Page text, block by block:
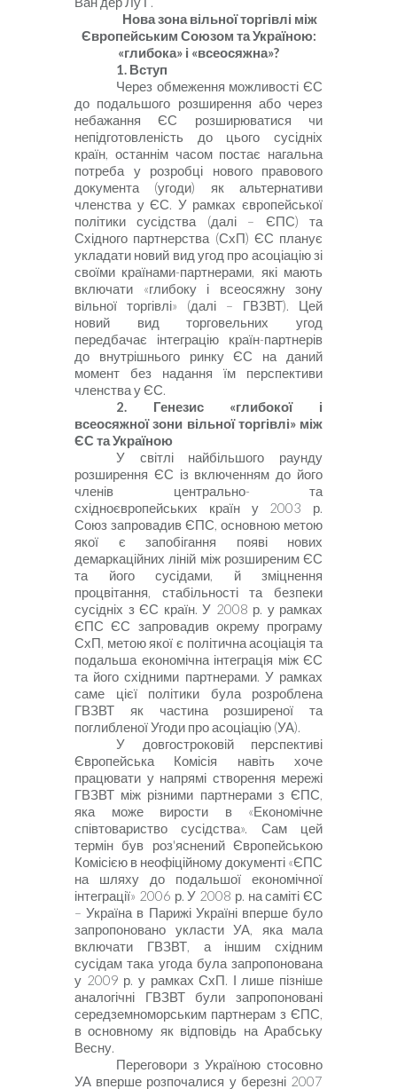
Нова зона вільної торгівлі між
Європейським Союзом та Україною:
«глибока» і «всеосяжна»?
1. Вступ
Через обмеження можливості ЄС
до подальшого розширення або через
небажання ЄС розширюватися чи
непідготовленість до цього сусідніх
країн, останнім часом постає нагальна
потреба у розробці нового правового
документа (угоди) як альтернативи
членства у ЄС. У рамках європейської
політики сусідства (далі – ЄПС) та
Східного партнерства (СхП) ЄС планує
укладати новий вид угод про асоціацію зі
своїми країнами-партнерами, які мають
включати «глибоку і всеосяжну зону
вільної торгівлі» (далі – ГВЗВТ). Цей
новий вид торго­вельних угод
передбачає інтеграцію країн-партнерів
до внутрішнього ринку ЄС на даний
момент без надання їм перспективи
членства у ЄС.
2. Генезис «глибокої і
всеосяжної зони вільної торгівлі» між
ЄС та Україною
У світлі найбільшого раунду
розширення ЄС із включенням до його
членів центрально- та
східноєвропейських країн у 2003 р.
Союз запровадив ЄПС, основною метою
якої є запобігання появі нових
демаркаційних ліній між розширеним ЄС
та його сусідами, й зміцнення
процвітання, стабільності та безпеки
сусідніх з ЄС країн. У 2008 р. у рамках
ЄПС ЄС запровадив окрему програму
СхП, метою якої є політична асоціація та
подальша економічна інтеграція між ЄС
та його східними партнерами. У рамках
саме цієї політики була розроблена
ГВЗВТ як частина розширеної та
поглибленої Угоди про асоціацію (УА).
У довгостроковій перспективі
Європейська Комісія навіть хоче
працювати у напрямі створення мережі
ГВЗВТ між різними партнерами з ЄПС,
яка може вирости в «Економічне
співтовариство сусідства». Сам цей
термін був роз'яснений Євро­пейською
Комісією в неофіційному документі «ЄПС
на шляху до подальшої економічної
інтеграції» 2006 р. У 2008 р. на саміті ЄС
– Україна в Парижі Україні вперше було
запропоновано укласти УА, яка мала
включати ГВЗВТ, а іншим східним
сусідам така угода була запропонована
у 2009 р. у рамках СхП. І лише пізніше
аналогічні ГВЗВТ були запропоновані
середземноморським партнерам з ЄПС,
в основному як відповідь на Арабську
Весну.
Переговори з Україною стосовно
УА вперше розпочалися у березні 2007